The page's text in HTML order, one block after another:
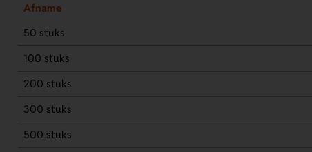
Afname
50 stuks
100 stuks
200 stuks
300 stuks
500 stuks